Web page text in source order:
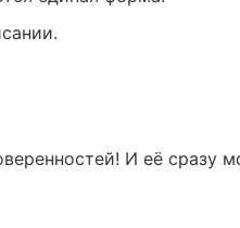
И её сразу